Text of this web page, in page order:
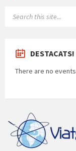
DESTACATS!
There are no events